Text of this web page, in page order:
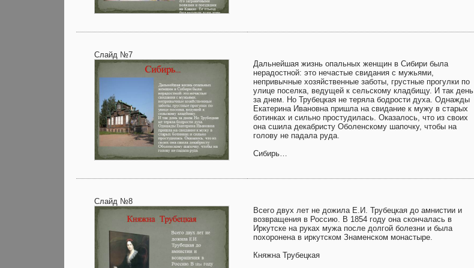
Слайд №7
Дальнейшая жизнь опальных женщин в Сибири была
нерадостной: это нечастые свидания с мужьями,
непривычные хозяйственные заботы, грустные прогулки по
улице поселка, ведущей к сельскому кладбищу. И так день
за днем. Но Трубецкая не теряла бодрости духа. Однажды
Екатерина Ивановна пришла на свидание к мужу в старых
ботинках и сильно простудилась. Оказалось, что из своих
она сшила декабристу Оболенскому шапочку, чтобы на
голову не падала руда.
Сибирь…
Слайд №8
Всего двух лет не дожила Е.И. Трубецкая до амнистии и
возвращения в Россию. В 1854 году она скончалась в
Иркутске на руках мужа после долгой болезни и была
похоронена в иркутском Знаменском монастыре.
Княжна Трубецкая